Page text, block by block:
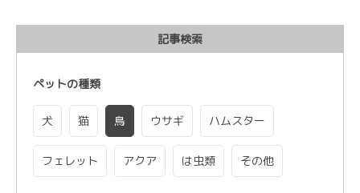
記事検索
ペットの種類
犬 猫 鳥 ウサギ ハムスター
フェレット アクア は虫類 その他